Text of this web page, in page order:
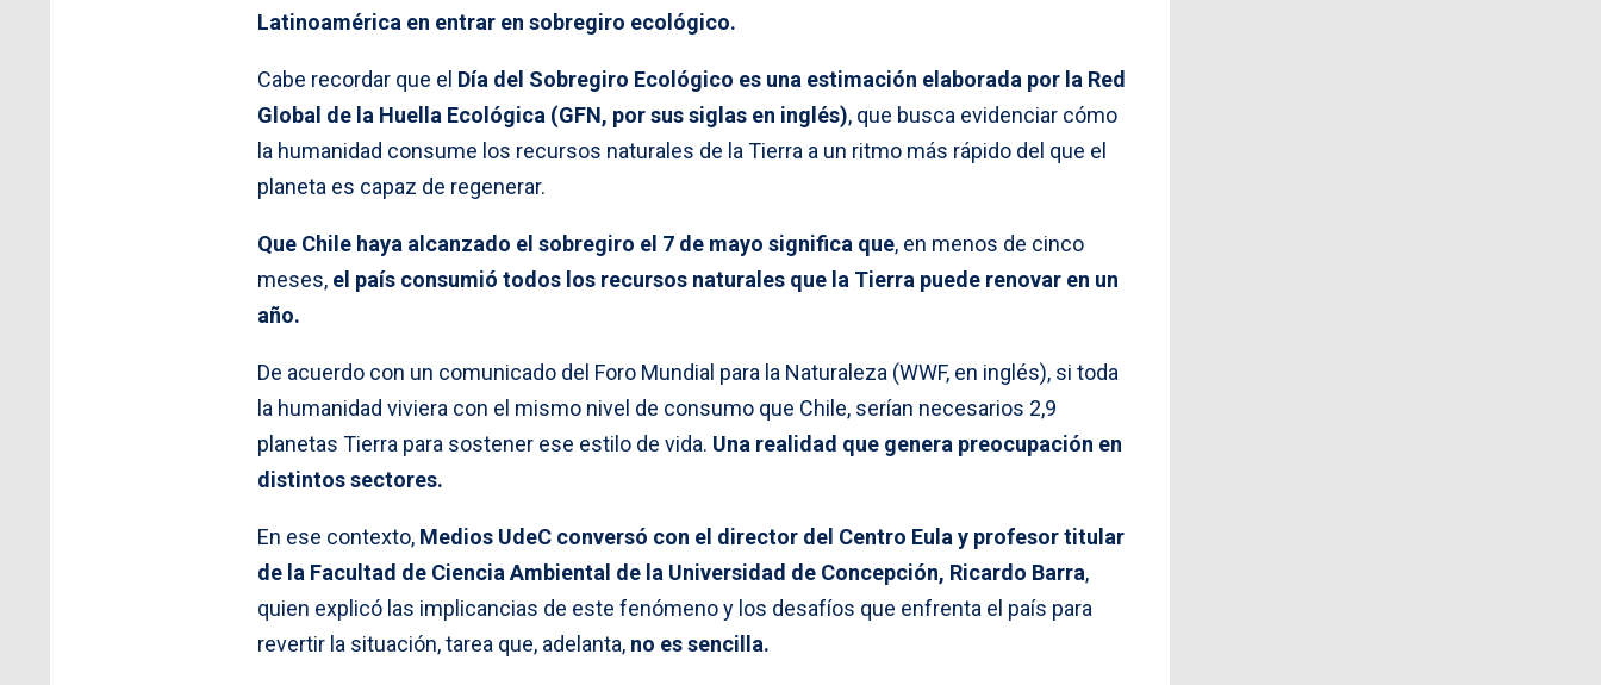
Latinoamérica en entrar en sobregiro ecológico.
Cabe recordar que el Día del Sobregiro Ecológico es una estimación elaborada por la Red
Global de la Huella Ecológica (GFN, por sus siglas en inglés), que busca evidenciar cómo
la humanidad consume los recursos naturales de la Tierra a un ritmo más rápido del que el
planeta es capaz de regenerar.
Que Chile haya alcanzado el sobregiro el 7 de mayo significa que, en menos de cinco
meses, el país consumió todos los recursos naturales que la Tierra puede renovar en un
año.
De acuerdo con un comunicado del Foro Mundial para la Naturaleza (WWF, en inglés), si toda
la humanidad viviera con el mismo nivel de consumo que Chile, serían necesarios 2,9
planetas Tierra para sostener ese estilo de vida. Una realidad que genera preocupación en
distintos sectores.
En ese contexto, Medios UdeC conversó con el director del Centro Eula y profesor titular
de la Facultad de Ciencia Ambiental de la Universidad de Concepción, Ricardo Barra,
quien explicó las implicancias de este fenómeno y los desafíos que enfrenta el país para
revertir la situación, tarea que, adelanta, no es sencilla.